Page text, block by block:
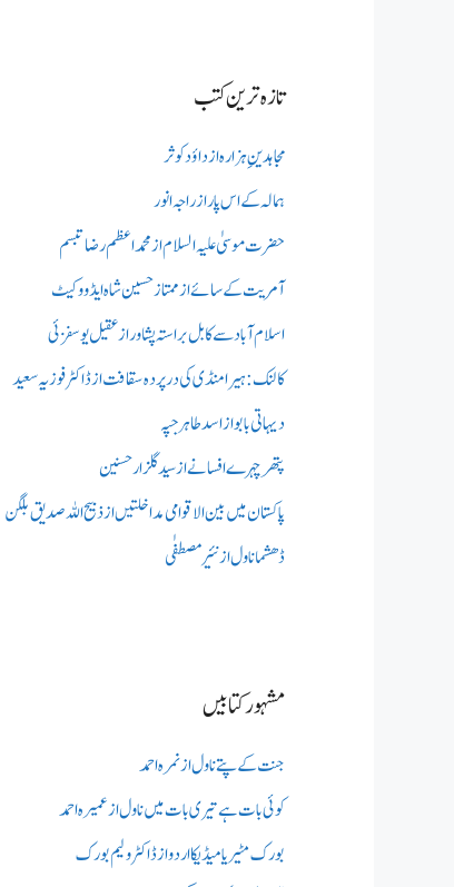
تازہ ترین کتب
مجاہدینِ ہزارہ از داؤد کوثر
ہمالہ کے اس پار از راجہ انور
حضرت موسیٰ علیہ السلام از محمد اعظم رضا تبسم
آمریت کے سائے از ممتاز حسین شاہ ایڈووکیٹ
اسلام آباد سے کابل براستہ پشاور از عقیل یوسفزئی
کالنک: ہیرا منڈی کی در پردہ سقافت از ڈاکٹر فوزیہ سعید
دیہاتی بابو از اسد طاہر جپہ
پتھر چہرے افسانے از سید گلزار حسنین
پاکستان میں بین الاقوامی مداخلتیں از ذبیح اللہ صدیق بلگن
ڈھشما ناول از نئیر مصطفٰی
مشہور کتابیں
جنت کے پتے ناول از نمرہ احمد
کوئی بات ہے تیری بات میں ناول از عمیرہ احمد
بورک مٹیریا میڈیکااردو از ڈاکٹر ولیم بورک